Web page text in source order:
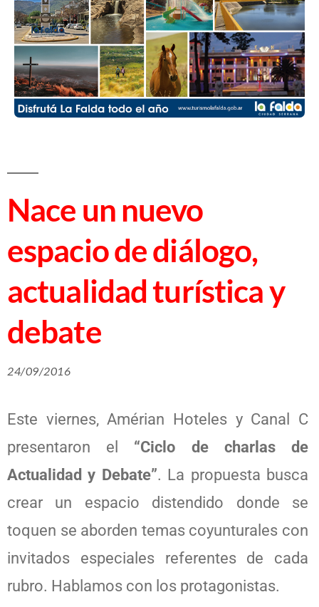
Nace un nuevo
espacio de diálogo,
actualidad turística y
debate
24/09/2016
Este viernes, Amérian Hoteles y Canal C
presentaron el “Ciclo de charlas de
Actualidad y Debate”. La propuesta busca
crear un espacio distendido donde se
toquen se aborden temas coyunturales con
invitados especiales referentes de cada
rubro. Hablamos con los protagonistas.